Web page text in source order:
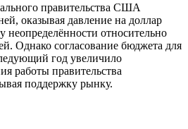
правительства США
оказывая давление на доллар
относительно
Однако согласование бюджета для
год увеличило
работы правительства
поддержку рынку.